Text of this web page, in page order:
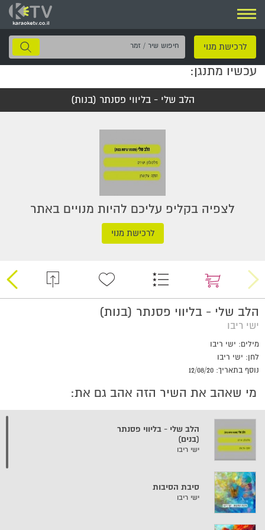
ניווט
לרכישת מנוי
חיפוש
שיר
עכשיו מתנגן:
הלב שלי - בליווי פסנתר (בנות)
לצפיה בקליפ עליכם להיות מנויים באתר
לרכישת מנוי
הלב שלי - בליווי פסנתר (בנות)
ישי ריבו
מילים: ישי ריבו
לחן: ישי ריבו
נוסף בתאריך: 12/08/20
מי שאהב את השיר הזה אהב גם את:
הלב שלי - בליווי פסנתר
(בנים)
ישי ריבו
סיבת הסיבות
ישי ריבו